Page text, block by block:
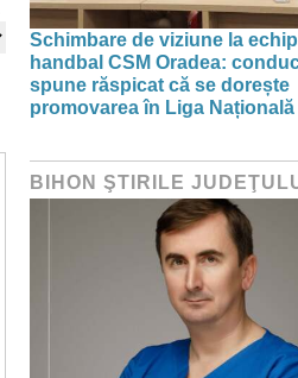
Schimbare de viziune la
handbal CSM Oradea:
spune răspicat că se dorește
promovarea în Liga Națională
BIHON ŞTIRILE